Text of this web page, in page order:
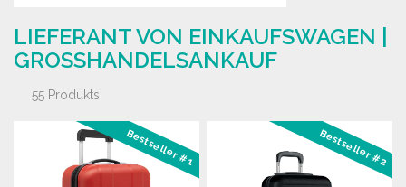
LIEFERANT VON EINKAUFSWAGEN |
GROSSHANDELSANKAUF
55 Produkts
Bestseller #1 Bestseller #2